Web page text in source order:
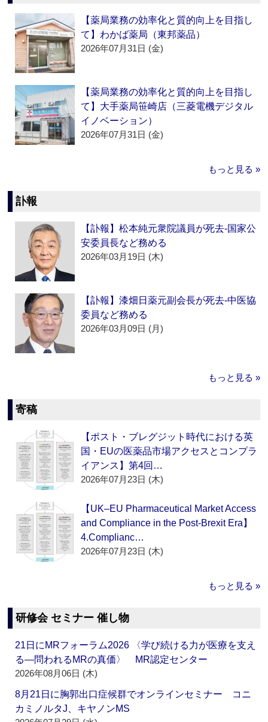
【薬局業務の効率化と質的向上を目指し
て】わかば薬局（東邦薬品）
2026年07月31日 (金)
【薬局業務の効率化と質的向上を目指し
て】大手薬局笹崎店（三菱電機デジタル
イノベーション）
2026年07月31日 (金)
もっと見る »
訃報
【訃報】松本純元衆院議員が死去‐国家公
安委員長など務める
2026年03月19日 (木)
【訃報】漆畑日薬元副会長が死去‐中医協
委員など務める
2026年03月09日 (月)
もっと見る »
寄稿
【ポスト・ブレグジット時代における英
国・EUの医薬品市場アクセスとコンプラ
イアンス】第4回…
2026年07月23日 (木)
【UK–EU Pharmaceutical Market Access
and Compliance in the Post-Brexit Era】
4.Complianc…
2026年07月23日 (木)
もっと見る »
研修会 セミナー 催し物
21日にMRフォーラム2026 〈学び続ける力が医療を支え
る―問われるMRの真価〉 MR認定センター
2026年08月06日 (木)
8月21日に胸郭出口症候群でオンラインセミナー コニ
カミノルタJ、キヤノンMS